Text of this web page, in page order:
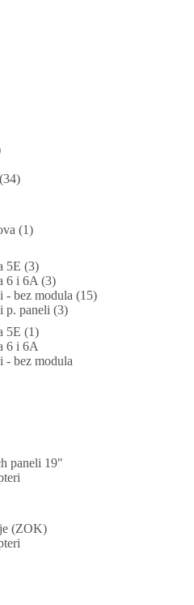
(1)
5E (3)
6 i 6A (3)
- bez modula (15)
p. paneli (3)
5E (1)
6 i 6A
- bez modula
paneli 19"
(ZOK)